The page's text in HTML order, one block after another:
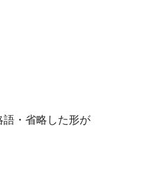
語・省略した形が